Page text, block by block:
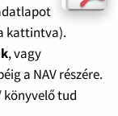
kattintva).
, vagy
a NAV részére.
könyvelő tud